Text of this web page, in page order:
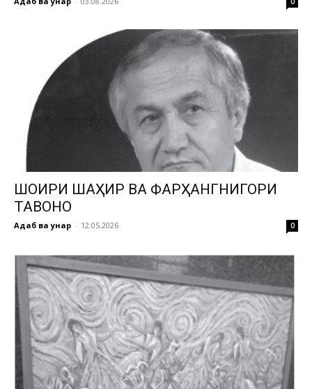
ШОИРИ ШАҲИР ВА ФАРҲАНГНИГОРИ
ТАВОНО
Адаб ва ҳунар - 12.05.2026 0